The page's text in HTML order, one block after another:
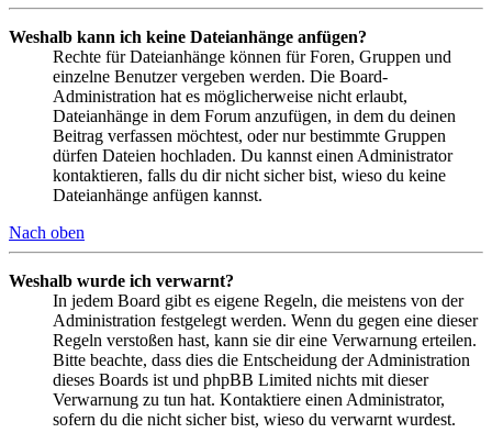
Weshalb kann ich keine Dateianhänge anfügen?
Rechte für Dateianhänge können für Foren, Gruppen und
einzelne Benutzer vergeben werden. Die Board-
Administration hat es möglicherweise nicht erlaubt,
Dateianhänge in dem Forum anzufügen, in dem du deinen
Beitrag verfassen möchtest, oder nur bestimmte Gruppen
dürfen Dateien hochladen. Du kannst einen Administrator
kontaktieren, falls du dir nicht sicher bist, wieso du keine
Dateianhänge anfügen kannst.
Nach oben
Weshalb wurde ich verwarnt?
In jedem Board gibt es eigene Regeln, die meistens von der
Administration festgelegt werden. Wenn du gegen eine dieser
Regeln verstoßen hast, kann sie dir eine Verwarnung erteilen.
Bitte beachte, dass dies die Entscheidung der Administration
dieses Boards ist und phpBB Limited nichts mit dieser
Verwarnung zu tun hat. Kontaktiere einen Administrator,
sofern du die nicht sicher bist, wieso du verwarnt wurdest.